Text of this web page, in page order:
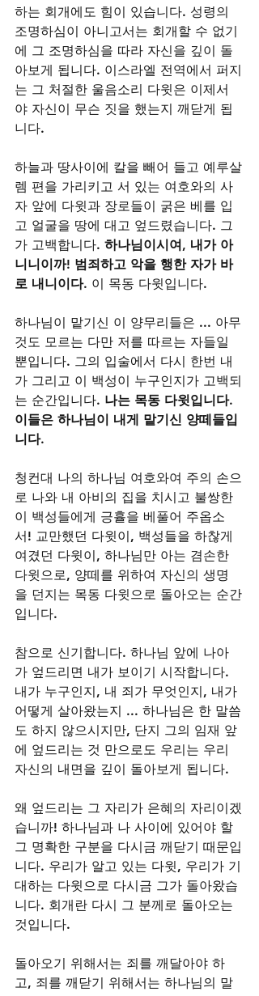
하는 회개에도 힘이 있습니다. 성령의
조명하심이 아니고서는 회개할 수 없기
에 그 조명하심을 따라 자신을 깊이 돌
아보게 됩니다. 이스라엘 전역에서 퍼지
는 그 처절한 울음소리 다윗은 이제서
야 자신이 무슨 짓을 했는지 깨닫게 됩
니다.
하늘과 땅사이에 칼을 빼어 들고 예루살
렘 편을 가리키고 서 있는 여호와의 사
자 앞에 다윗과 장로들이 굵은 베를 입
고 얼굴을 땅에 대고 엎드렸습니다. 그
가 고백합니다. 하나님이시여, 내가 아
니니이까! 범죄하고 악을 행한 자가 바
로 내니이다. 이 목동 다윗입니다.
하나님이 맡기신 이 양무리들은 ... 아무
것도 모르는 다만 저를 따르는 자들일
뿐입니다. 그의 입술에서 다시 한번 내
가 그리고 이 백성이 누구인지가 고백되
는 순간입니다. 나는 목동 다윗입니다.
이들은 하나님이 내게 맡기신 양떼들입
니다.
청컨대 나의 하나님 여호와여 주의 손으
로 나와 내 아비의 집을 치시고 불쌍한
이 백성들에게 긍휼을 베풀어 주옵소
서! 교만했던 다윗이, 백성들을 하찮게
여겼던 다윗이, 하나님만 아는 겸손한
다윗으로, 양떼를 위하여 자신의 생명
을 던지는 목동 다윗으로 돌아오는 순간
입니다.
참으로 신기합니다. 하나님 앞에 나아
가 엎드리면 내가 보이기 시작합니다.
내가 누구인지, 내 죄가 무엇인지, 내가
어떻게 살아왔는지 ... 하나님은 한 말씀
도 하지 않으시지만, 단지 그의 임재 앞
에 엎드리는 것 만으로도 우리는 우리
자신의 내면을 깊이 돌아보게 됩니다.
왜 엎드리는 그 자리가 은혜의 자리이겠
습니까! 하나님과 나 사이에 있어야 할
그 명확한 구분을 다시금 깨닫기 때문입
니다. 우리가 알고 있는 다윗, 우리가 기
대하는 다윗으로 다시금 그가 돌아왔습
니다. 회개란 다시 그 분께로 돌아오는
것입니다.
돌아오기 위해서는 죄를 깨달아야 하
고, 죄를 깨닫기 위해서는 하나님의 말